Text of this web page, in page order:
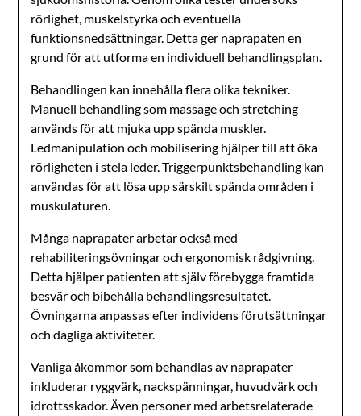
rörlighet, muskelstyrka och eventuella
funktionsnedsättningar. Detta ger naprapaten en
grund för att utforma en individuell behandlingsplan.
Behandlingen kan innehålla flera olika tekniker.
Manuell behandling som massage och stretching
används för att mjuka upp spända muskler.
Ledmanipulation och mobilisering hjälper till att öka
rörligheten i stela leder. Triggerpunktsbehandling kan
användas för att lösa upp särskilt spända områden i
muskulaturen.
Många naprapater arbetar också med
rehabiliteringsövningar och ergonomisk rådgivning.
Detta hjälper patienten att själv förebygga framtida
besvär och bibehålla behandlingsresultatet.
Övningarna anpassas efter individens förutsättningar
och dagliga aktiviteter.
Vanliga åkommor som behandlas av naprapater
inkluderar ryggvärk, nackspänningar, huvudvärk och
idrottsskador. Även personer med arbetsrelaterade